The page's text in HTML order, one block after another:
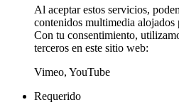
Al aceptar estos servicios,
contenidos multimedia alojados
Con tu consentimiento,
terceros en este sitio web:
Vimeo, YouTube
Requerido